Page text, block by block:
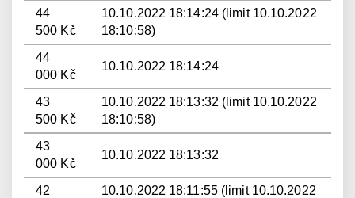
44
500 Kč
10.10.2022 18:14:24 (limit 10.10.2022
18:10:58)
44
000 Kč
10.10.2022 18:14:24
43
500 Kč
10.10.2022 18:13:32 (limit 10.10.2022
18:10:58)
43
000 Kč
10.10.2022 18:13:32
42
10.10.2022 18:11:55 (limit 10.10.2022